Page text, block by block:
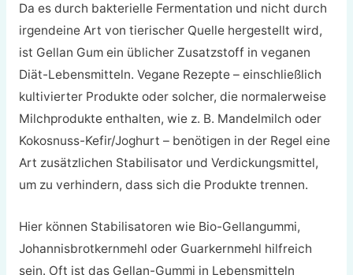
Da es durch bakterielle Fermentation und nicht durch
irgendeine Art von tierischer Quelle hergestellt wird,
ist Gellan Gum ein üblicher Zusatzstoff in veganen
Diät-Lebensmitteln. Vegane Rezepte – einschließlich
kultivierter Produkte oder solcher, die normalerweise
Milchprodukte enthalten, wie z. B. Mandelmilch oder
Kokosnuss-Kefir/Joghurt – benötigen in der Regel eine
Art zusätzlichen Stabilisator und Verdickungsmittel,
um zu verhindern, dass sich die Produkte trennen.
Hier können Stabilisatoren wie Bio-Gellangummi,
Johannisbrotkernmehl oder Guarkernmehl hilfreich
sein. Oft ist das Gellan-Gummi in Lebensmitteln